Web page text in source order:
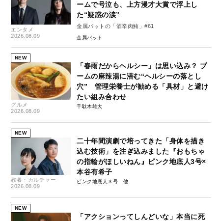
エンタメ
2026.08.09
ームで号泣も、上方漫才大賞で浮上し
た“疑惑の涙”
金属バットの「酒辛肉鮪」#61
金属バット
NEW
グルメ
2026.08.09
「春雨だからヘルシー」は思い込み？ ブ
ームの麻辣湯に潜む“ヘルシーの落とし
穴” 管理栄養士が勧める「具材」と避け
たい組み合わせ
千駄木雄大
NEW
教養・カルチャー
2026.08.09
二十年間演劇で培ってきた「身体を描き
込む技術」を注ぎ込みました『おもちゃ
の指輪がほしいねん』ピンク地底人3号×
本谷有希子
ピンク地底人３号
NEW
「アクションってしんどいな」本当に死